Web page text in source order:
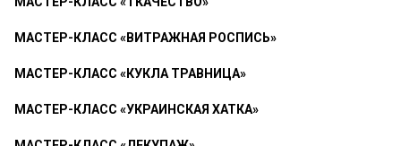
МАСТЕР-КЛАСС «ВИТРАЖНАЯ РОСПИСЬ»
МАСТЕР-КЛАСС «КУКЛА ТРАВНИЦА»
МАСТЕР-КЛАСС «УКРАИНСКАЯ ХАТКА»